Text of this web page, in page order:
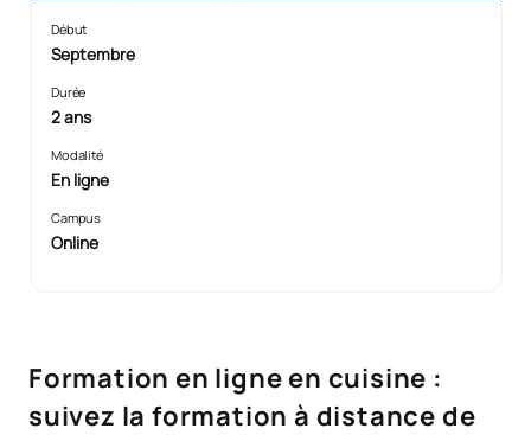
Début
Septembre
Durée
2 ans
Modalité
En ligne
Campus
Online
Formation en ligne en cuisine :
suivez la formation à distance de